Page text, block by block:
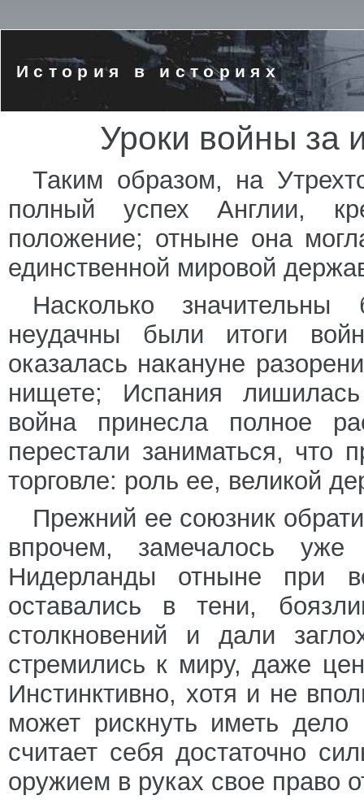
История в историях
Уроки войны за
Таким образом, на
полный успех Англии,
положение; отныне она
единственной мировой
Насколько
неудачны были итоги
оказалась накануне
нищете; Испания
война принесла полное
перестали заниматься, что
торговле: роль ее, великой
Прежний ее союзник
впрочем, замечалось
Нидерланды отныне при
оставались в тени,
столкновений и дали
стремились к миру, даже
Инстинктивно, хотя и не
может рискнуть иметь
считает себя достаточно
оружием в руках свое право